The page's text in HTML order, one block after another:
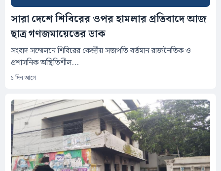
সারা দেশে শিবিরের ওপর হামলার প্রতিবাদে আজ
ছাত্র গণজমায়েতের ডাক
সংবাদ সম্মেলনে শিবিরের কেন্দ্রীয় সভাপতি বর্তমান রাজনৈতিক ও
প্রশাসনিক অস্থিতিশীল...
১ দিন আগে